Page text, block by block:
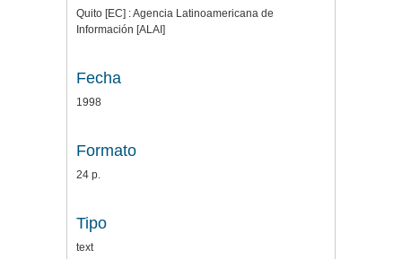
Quito [EC] : Agencia Latinoamericana de
Información [ALAI]
Fecha
1998
Formato
24 p.
Tipo
text